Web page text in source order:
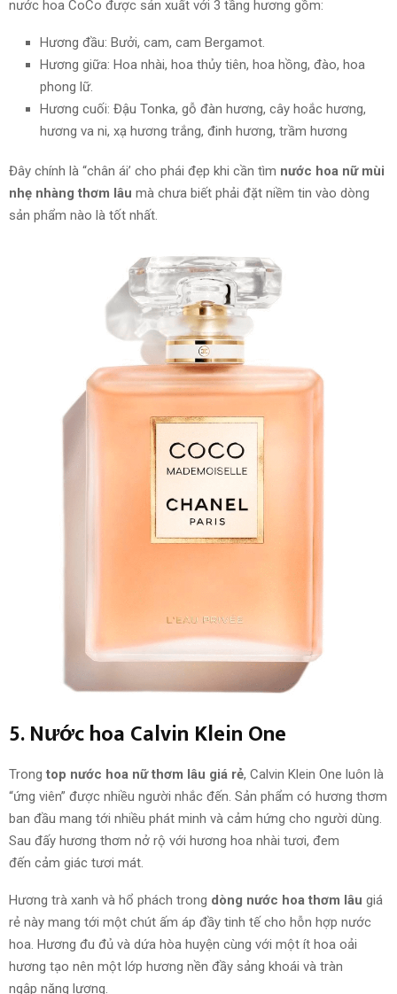
nước hoa CoCo được sản xuất với 3 tầng hương gồm:
Hương đầu: Bưởi, cam, cam Bergamot.
Hương giữa: Hoa nhài, hoa thủy tiên, hoa hồng, đào, hoa
phong lữ.
Hương cuối: Đậu Tonka, gỗ đàn hương, cây hoắc hương,
hương va ni, xạ hương trắng, đinh hương, trầm hương
Đây chính là “chân ái’ cho phái đẹp khi cần tìm nước hoa nữ mùi
nhẹ nhàng thơm lâu mà chưa biết phải đặt niềm tin vào dòng
sản phẩm nào là tốt nhất.
5. Nước hoa Calvin Klein One
Trong top nước hoa nữ thơm lâu giá rẻ, Calvin Klein One luôn là
“ứng viên” được nhiều người nhắc đến. Sản phẩm có hương thơm
ban đầu mang tới nhiều phát minh và cảm hứng cho người dùng.
Sau đấy hương thơm nở rộ với hương hoa nhài tươi, đem
đến cảm giác tươi mát.
Hương trà xanh và hổ phách trong dòng nước hoa thơm lâu giá
rẻ này mang tới một chút ấm áp đầy tinh tế cho hỗn hợp nước
hoa. Hương đu đủ và dứa hòa huyện cùng với một ít hoa oải
hương tạo nên một lớp hương nền đầy sảng khoái và tràn
ngập năng lượng.